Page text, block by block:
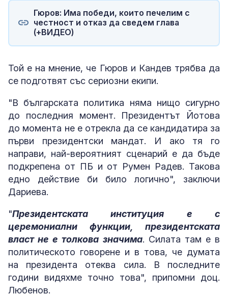
Гюров: Има победи, които печелим с
честност и отказ да сведем глава
(+ВИДЕО)
Той е на мнение, че Гюров и Кандев трябва да
се подготвят със сериозни екипи.
"В българската политика няма нищо сигурно
до последния момент. Президентът Йотова
до момента не е отрекла да се кандидатира за
първи президентски мандат. И ако тя го
направи, най-вероятният сценарий е да бъде
подкрепена от ПБ и от Румен Радев. Такова
едно действие би било логично", заключи
Дариева.
"Президентската институция е с
церемониални функции, президентската
власт не е толкова значима. Силата там е в
политическото говорене и в това, че думата
на президента отеква сила. В последните
години видяхме точно това", припомни доц.
Любенов.